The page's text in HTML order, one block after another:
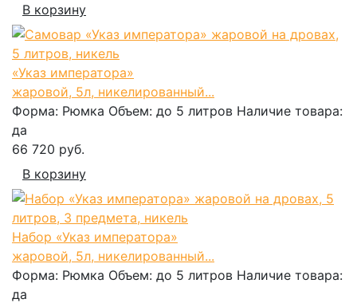
В корзину
«Указ императора»
жаровой, 5л, никелированный...
Форма: Рюмка Объем: до 5 литров Наличие товара:
да
66 720 руб.
В корзину
Набор «Указ императора»
жаровой, 5л, никелированный...
Форма: Рюмка Объем: до 5 литров Наличие товара:
да